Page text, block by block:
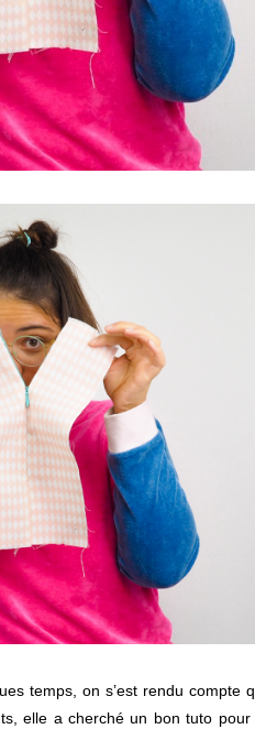
temps, on s’est rendu compte
elle a cherché un bon tuto